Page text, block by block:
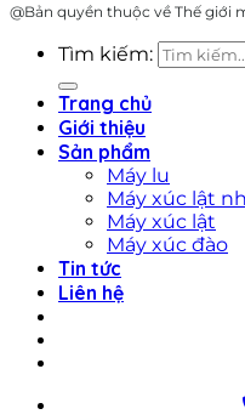
@Bản quyền thuộc về Thế giới
Tìm kiếm:
Trang chủ
Giới thiệu
Sản phẩm
Máy lu
Máy xúc lật
Máy xúc lật
Máy xúc đào
Tin tức
Liên hệ